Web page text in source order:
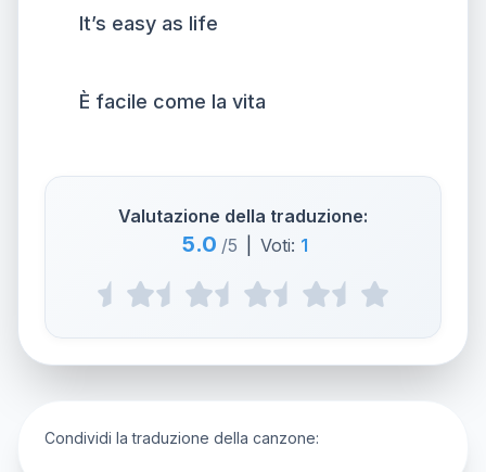
It’s easy as life
È facile come la vita
Valutazione della traduzione:
5.0 /5 Voti: 1
Condividi la traduzione della canzone: